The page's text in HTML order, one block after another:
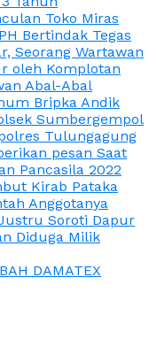
Toko Miras
Bertindak Tegas
Seorang Wartawan
oleh Komplotan
Abal-Abal
Bripka Andik
Sumbergempol
Tulungagung
pesan Saat
Pancasila 2022
Kirab Pataka
Anggotanya
Soroti Dapur
Diduga Milik
DAMATEX